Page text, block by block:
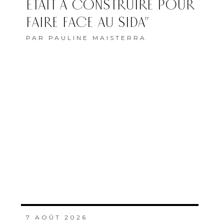
ÉTAIT À CONSTRUIRE POUR
FAIRE FACE AU SIDA”
PAR PAULINE MAISTERRA
7 AOÛT 2026